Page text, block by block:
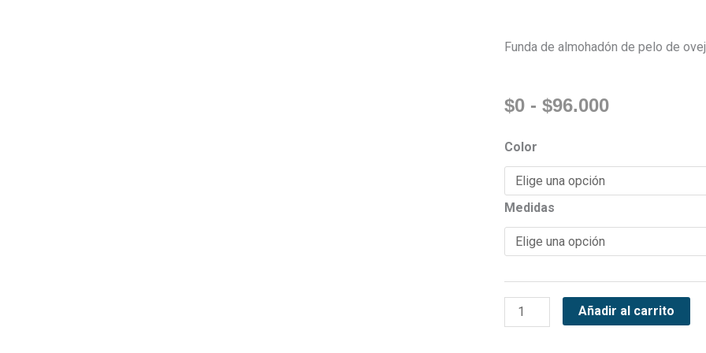
Funda de almohadón de pelo de
$0 - $96.000Rango
desde
$96.000
Color
Medidas
Funda
de
almohadón
de
pelo
de
cantidad
Añadir al carrito